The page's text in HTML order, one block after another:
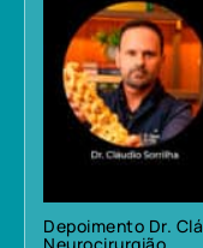
Depoimento Dr.